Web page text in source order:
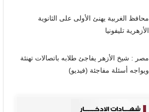
محافظ الغربية يهنئ الأولى على الثانوية
الأزهرية تليفونيا
مصر : شيخ الأزهر يفاجئ طلابه باتصالات تهنئة
ويواجه أسئلة مفاجئة (فيديو)